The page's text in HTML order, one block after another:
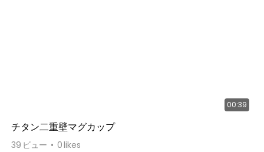
00:39
チタン二重壁マグカップ
39 ビュー 0likes